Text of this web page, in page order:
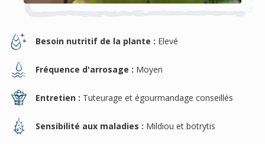
Besoin nutritif de la plante : Elevé
Fréquence d'arrosage : Moyen
Entretien : Tuteurage et égourmandage conseillés
Sensibilité aux maladies : Mildiou et botrytis